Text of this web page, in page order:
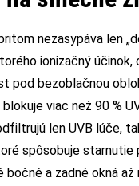
nezasypáva len
ionizačný
pod bezoblačnou
viac než 90 %
len UVB lúče,
spôsobuje starnutie
bočné a zadné okná